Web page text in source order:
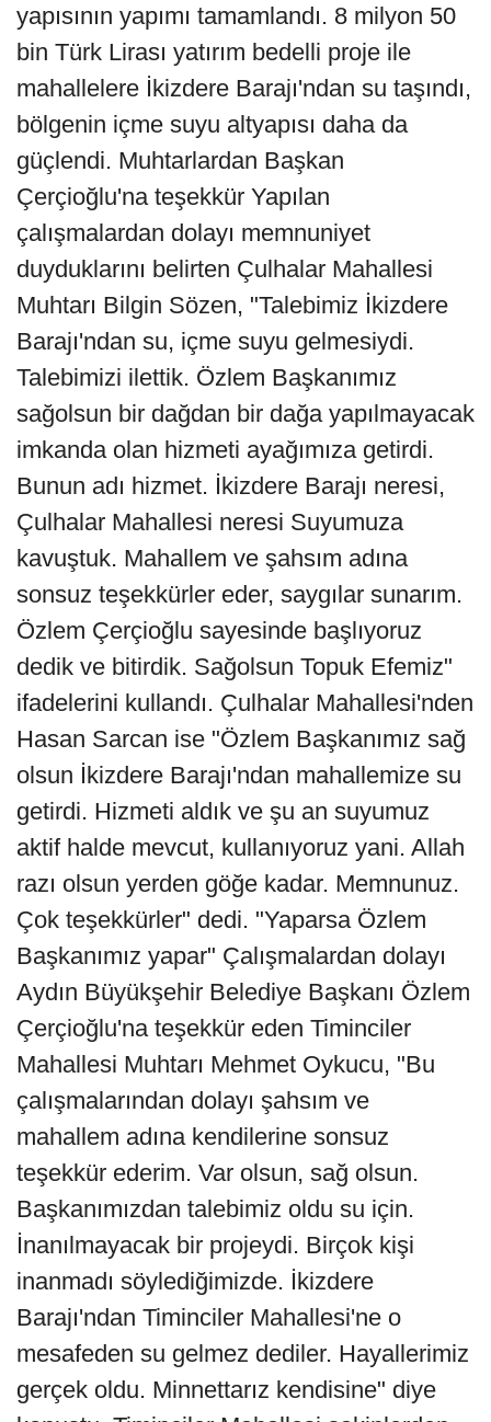
yapısının yapımı tamamlandı. 8 milyon 50
bin Türk Lirası yatırım bedelli proje ile
mahallelere İkizdere Barajı'ndan su taşındı,
bölgenin içme suyu altyapısı daha da
güçlendi. Muhtarlardan Başkan
Çerçioğlu'na teşekkür Yapılan
çalışmalardan dolayı memnuniyet
duyduklarını belirten Çulhalar Mahallesi
Muhtarı Bilgin Sözen, "Talebimiz İkizdere
Barajı'ndan su, içme suyu gelmesiydi.
Talebimizi ilettik. Özlem Başkanımız
sağolsun bir dağdan bir dağa yapılmayacak
imkanda olan hizmeti ayağımıza getirdi.
Bunun adı hizmet. İkizdere Barajı neresi,
Çulhalar Mahallesi neresi Suyumuza
kavuştuk. Mahallem ve şahsım adına
sonsuz teşekkürler eder, saygılar sunarım.
Özlem Çerçioğlu sayesinde başlıyoruz
dedik ve bitirdik. Sağolsun Topuk Efemiz"
ifadelerini kullandı. Çulhalar Mahallesi'nden
Hasan Sarcan ise "Özlem Başkanımız sağ
olsun İkizdere Barajı'ndan mahallemize su
getirdi. Hizmeti aldık ve şu an suyumuz
aktif halde mevcut, kullanıyoruz yani. Allah
razı olsun yerden göğe kadar. Memnunuz.
Çok teşekkürler" dedi. "Yaparsa Özlem
Başkanımız yapar" Çalışmalardan dolayı
Aydın Büyükşehir Belediye Başkanı Özlem
Çerçioğlu'na teşekkür eden Timinciler
Mahallesi Muhtarı Mehmet Oykucu, "Bu
çalışmalarından dolayı şahsım ve
mahallem adına kendilerine sonsuz
teşekkür ederim. Var olsun, sağ olsun.
Başkanımızdan talebimiz oldu su için.
İnanılmayacak bir projeydi. Birçok kişi
inanmadı söylediğimizde. İkizdere
Barajı'ndan Timinciler Mahallesi'ne o
mesafeden su gelmez dediler. Hayallerimiz
gerçek oldu. Minnettarız kendisine" diye